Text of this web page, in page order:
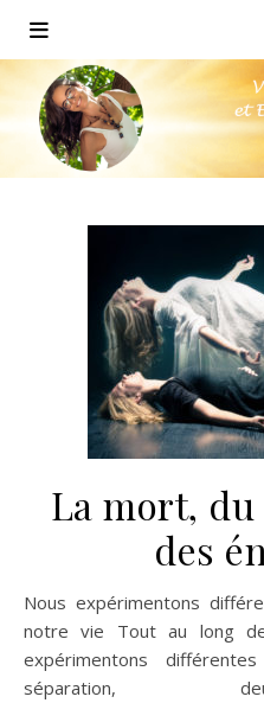
La mort,
des
Nous expérimentons différentes morts tout au long de
notre vie Tout au long
expérimentons
séparation,